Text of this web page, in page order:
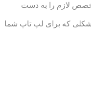
لازم را به دست
که برای لپ تاپ شما